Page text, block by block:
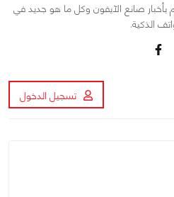
صانع الآيفون وكل ما هو جديد في
الذكية.
تسجيل الدخول